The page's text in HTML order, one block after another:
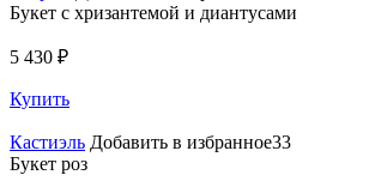
Букет с хризантемой и диантусами
5 430 ₽
Купить
Кастиэль Добавить в избранное33
Букет роз